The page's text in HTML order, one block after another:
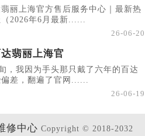
丽上海官方售后服务中心｜最新热
2026年6月最新......
26-06-20
翡丽上海官
，我因为手头那只戴了六年的百达
差，翻遍了官网......
26-06-19
修中心 Copyright © 2018-2032